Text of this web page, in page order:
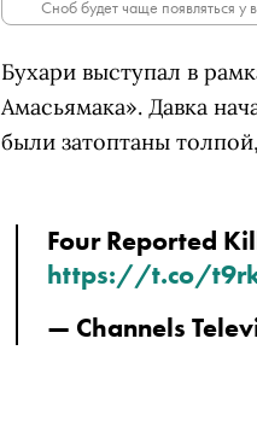
Сноб будет чаще появляться у
Бухари выступал в
Амасьямака». Давка
были затоптаны
https://t.co/
— Channels